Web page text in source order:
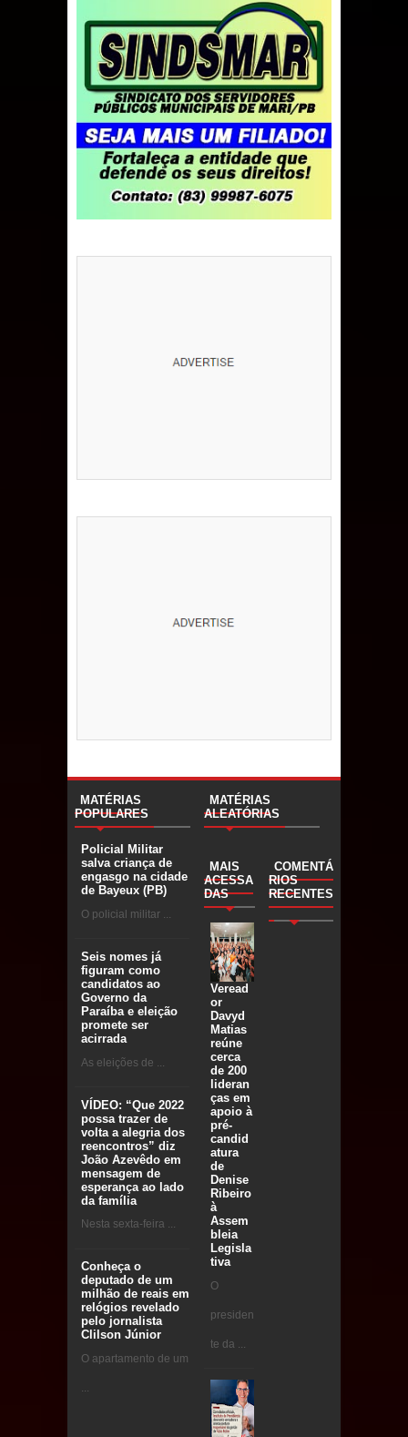
MATÉRIAS
POPULARES
Policial Militar
salva criança de
engasgo na cidade
de Bayeux (PB)
O policial militar ...
Seis nomes já
figuram como
candidatos ao
Governo da
Paraíba e eleição
promete ser
acirrada
As eleições de ...
VÍDEO: “Que 2022
possa trazer de
volta a alegria dos
reencontros” diz
João Azevêdo em
mensagem de
esperança ao lado
da família
Nesta sexta-feira ...
Conheça o
deputado de um
milhão de reais em
relógios revelado
pelo jornalista
Clilson Júnior
O apartamento de um
...
MATÉRIAS
ALEATÓRIAS
MAIS
ACESSA
DAS
Veread
or
Davyd
Matias
reúne
cerca
de 200
lideran
ças em
apoio à
pré-
candid
atura
de
Denise
Ribeiro
à
Assem
bleia
Legisla
tiva
O
presiden
te da ...
COMENTÁ
RIOS
RECENTES